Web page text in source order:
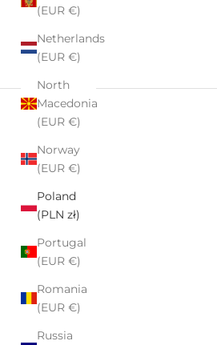
(EUR €)
Netherlands
(EUR €)
North
Macedonia
(EUR €)
Norway
(EUR €)
Poland
(PLN zł)
Portugal
(EUR €)
Romania
(EUR €)
Russia